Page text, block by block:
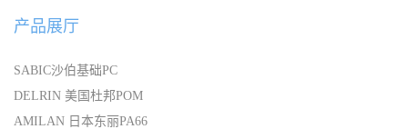
产品展厅
SABIC沙伯基础PC
DELRIN 美国杜邦POM
AMILAN 日本东丽PA66